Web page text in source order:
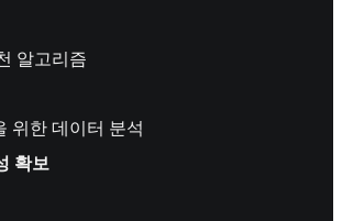
알고리즘
위한 데이터 분석
확보